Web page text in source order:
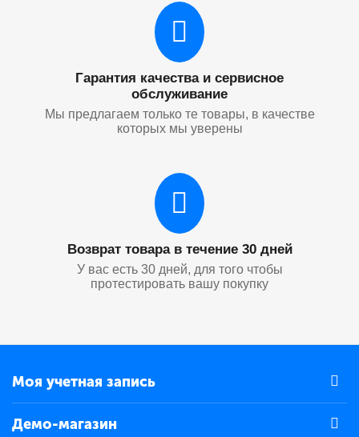
Гарантия качества и сервисное
обслуживание
Мы предлагаем только те товары, в качестве
которых мы уверены
Возврат товара в течение 30 дней
У вас есть 30 дней, для того чтобы
протестировать вашу покупку
Моя учетная запись
Демо-магазин